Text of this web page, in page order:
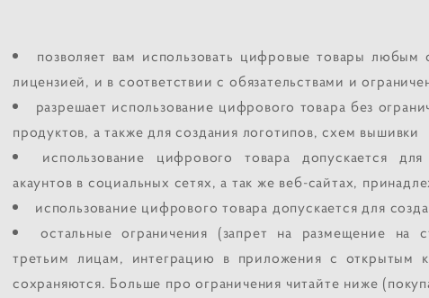
позволяет вам использовать цифровые товары
лицензией, и в соответствии с обязательствами и
разрешает использование цифрового товара без
продуктов, а также для создания логотипов, схем вышивки
использование цифрового товара допускается
акаунтов в социальных сетях, а так же веб-сайтах,
использование цифрового товара допускается для
остальные ограничения (запрет на размещение на
третьим лицам, интеграцию в приложения с открытым
сохраняются. Больше про ограничения читайте ниже